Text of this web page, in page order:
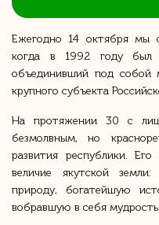
Ежегодно 14 октября мы
когда в 1992 году был
объединивший под собой
крупного субъекта
На протяжении 30 с
безмолвным, но
развития республики.
величие якутской
природу, богатейшую
вобравшую в себя мудрость